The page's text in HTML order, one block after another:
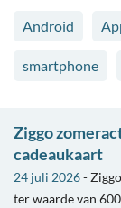
Android
smartphone
Ziggo
cadeaukaart
24 juli 2026-
ter waarde van